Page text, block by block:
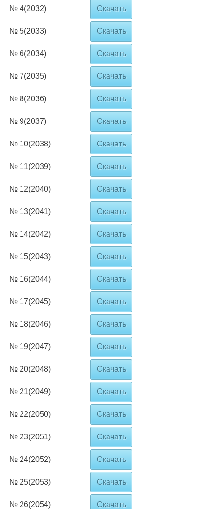
№ 4(2032) Скачать
№ 5(2033) Скачать
№ 6(2034) Скачать
№ 7(2035) Скачать
№ 8(2036) Скачать
№ 9(2037) Скачать
№ 10(2038) Скачать
№ 11(2039) Скачать
№ 12(2040) Скачать
№ 13(2041) Скачать
№ 14(2042) Скачать
№ 15(2043) Скачать
№ 16(2044) Скачать
№ 17(2045) Скачать
№ 18(2046) Скачать
№ 19(2047) Скачать
№ 20(2048) Скачать
№ 21(2049) Скачать
№ 22(2050) Скачать
№ 23(2051) Скачать
№ 24(2052) Скачать
№ 25(2053) Скачать
№ 26(2054) Скачать